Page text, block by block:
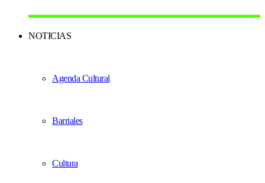
NOTICIAS
Agenda Cultural
Barriales
Cultura